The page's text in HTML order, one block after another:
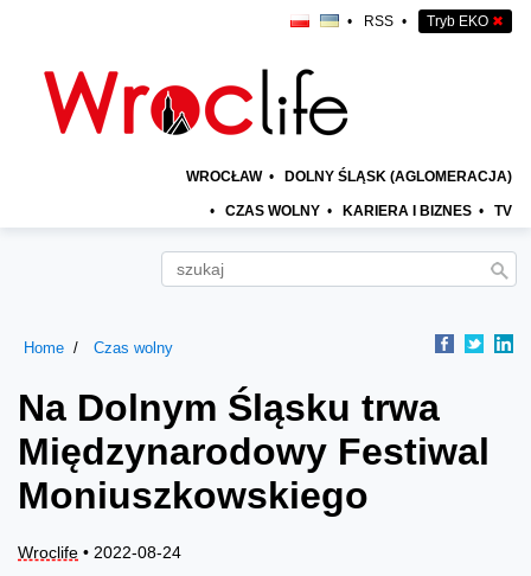
• RSS • Tryb EKO ✖
WROCŁAW • DOLNY ŚLĄSK (AGLOMERACJA)
• CZAS WOLNY • KARIERA I BIZNES • TV
Home Czas wolny
Na Dolnym Śląsku trwa
Międzynarodowy Festiwal
Moniuszkowskiego
Wroclife • 2022-08-24